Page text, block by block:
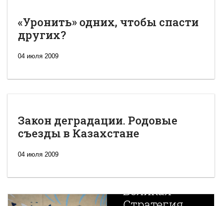
«Уронить» одних, чтобы спасти
других?
04 июля 2009
Закон деградации. Родовые
съезды в Казахстане
04 июля 2009
Новая
Великая